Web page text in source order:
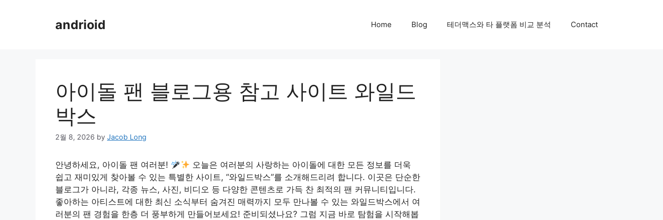
andrioid Home Blog 테더맥스와 타 플랫폼 비교 분석 Contact
아이돌 팬 블로그용 참고 사이트 와일드
박스
2월 8, 2026 by Jacob Long
안녕하세요, 아이돌 팬 여러분!
오늘은 여러분의 사랑하는 아이돌에 대한 모든 정보를 더욱
쉽고 재미있게 찾아볼 수 있는 특별한 사이트, “와일드박스”를 소개해드리려 합니다. 이곳은 단순한
블로그가 아니라, 각종 뉴스, 사진, 비디오 등 다양한 콘텐츠로 가득 찬 최적의 팬 커뮤니티입니다.
좋아하는 아티스트에 대한 최신 소식부터 숨겨진 매력까지 모두 만나볼 수 있는 와일드박스에서 여
러분의 팬 경험을 한층 더 풍부하게 만들어보세요! 준비되셨나요? 그럼 지금 바로 탐험을 시작해봅